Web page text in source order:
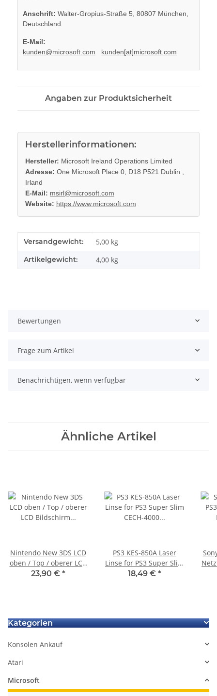
Anschrift: Walter-Gropius-Straße 5, 80807 München,
Deutschland
E-Mail:
kunden@microsoft.com
kunden[at]microsoft.com
Angaben zur Produktsicherheit
Herstellerinformationen:
Hersteller: Microsoft Ireland Operations Limited
Adresse: One Microsoft Place 0, D18 P521 Dublin ,
Irland
E-Mail: msirl@microsoft.com
Website: https://www.microsoft.com
Produkteigenschaft
Wert
Versandgewicht: 5,00 kg
Artikelgewicht: 4,00 kg
Bewertungen
Frage zum Artikel
Benachrichtigen, wenn verfügbar
Ähnliche Artikel
Nintendo New 3DS LCD
oben / Top / oberer LCD
Bildschirm Display *neu
23,90 € *
PS3 KES-850A Laser
Linse for PS3 Super Slim
CECH-4000 Playstation 3
18,49 € *
Kategorien
Konsolen Ankauf
Atari
Microsoft